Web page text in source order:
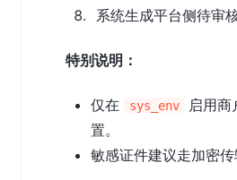
系统生成平台侧待审
特别说明：
仅在 sys_env
启用
置。
敏感证件建议走加密